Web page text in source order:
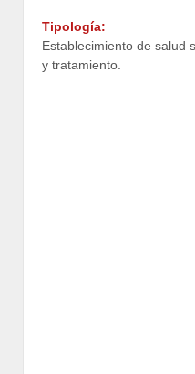
Tipología:
Establecimiento de salud
y tratamiento.